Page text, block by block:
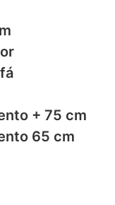
+ 75 cm
65 cm